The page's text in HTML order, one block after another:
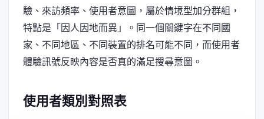
驗、來訪頻率、使用者意圖，屬於情境型加分群組，
特點是「因人因地而異」。同一個關鍵字在不同國
家、不同地區、不同裝置的排名可能不同，而使用者
體驗訊號反映內容是否真的滿足搜尋意圖。
使用者類別對照表